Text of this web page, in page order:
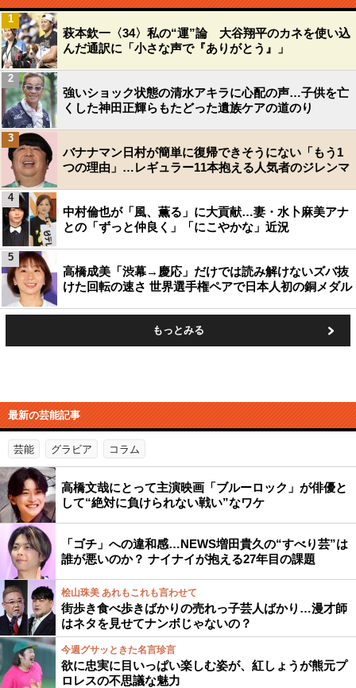
萩本欽一〈34〉私の“運”論 大谷翔平のカネを使い込
んだ通訳に「小さな声で『ありがとう』」
1
強いショック状態の清水アキラに心配の声…子供を亡
くした神田正輝らもたどった遺族ケアの道のり
2
バナナマン日村が簡単に復帰できそうにない「もう1
つの理由」…レギュラー11本抱える人気者のジレンマ
3
中村倫也が「風、薫る」に大貢献…妻・水卜麻美アナ
との「ずっと仲良く」「にこやかな」近況
4
高橋成美「渋幕→慶応」だけでは読み解けないズバ抜
けた回転の速さ 世界選手権ペアで日本人初の銅メダル
5
もっとみる
最新の芸能記事
芸能 グラビア コラム
高橋文哉にとって主演映画「ブルーロック」が俳優と
して“絶対に負けられない戦い”なワケ
「ゴチ」への違和感…NEWS増田貴久の“すべり芸”は
誰が悪いのか？ ナイナイが抱える27年目の課題
桧山珠美 あれもこれも言わせて
街歩き食べ歩きばかりの売れっ子芸人ばかり…漫才師
はネタを見せてナンボじゃないの？
今週グサッときた名言珍言
欲に忠実に目いっぱい楽しむ姿が、紅しょうが熊元プ
ロレスの不思議な魅力